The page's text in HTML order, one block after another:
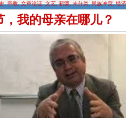
,宗教,文章论证,文艺,新疆,未分类,民族冲突,经济
我的母亲在哪儿？